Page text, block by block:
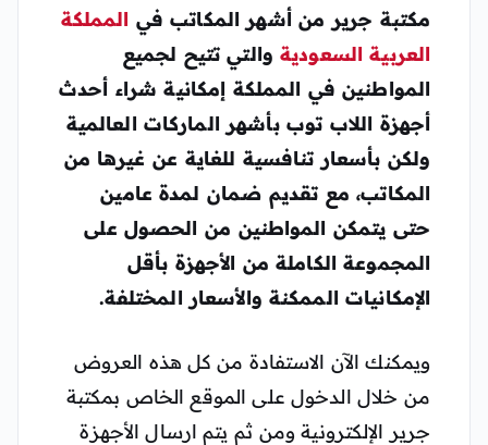
مكتبة جرير من أشهر المكاتب في المملكة
العربية السعوديةوالتي تتيح لجميع
المواطنين في المملكة إمكانية شراء أحدث
أجهزة اللاب توب بأشهر الماركات العالمية
ولكن بأسعار تنافسية للغاية عن غيرها من
المكاتب، مع تقديم ضمان لمدة عامين
حتى يتمكن المواطنين من الحصول على
المجموعة الكاملة من الأجهزة بأقل
الإمكانيات الممكنة والأسعار المختلفة.
ويمكنك الآن الاستفادة من كل هذه العروض
من خلال الدخول على الموقع الخاص بمكتبة
جرير الإلكترونية ومن ثم يتم ارسال الأجهزة